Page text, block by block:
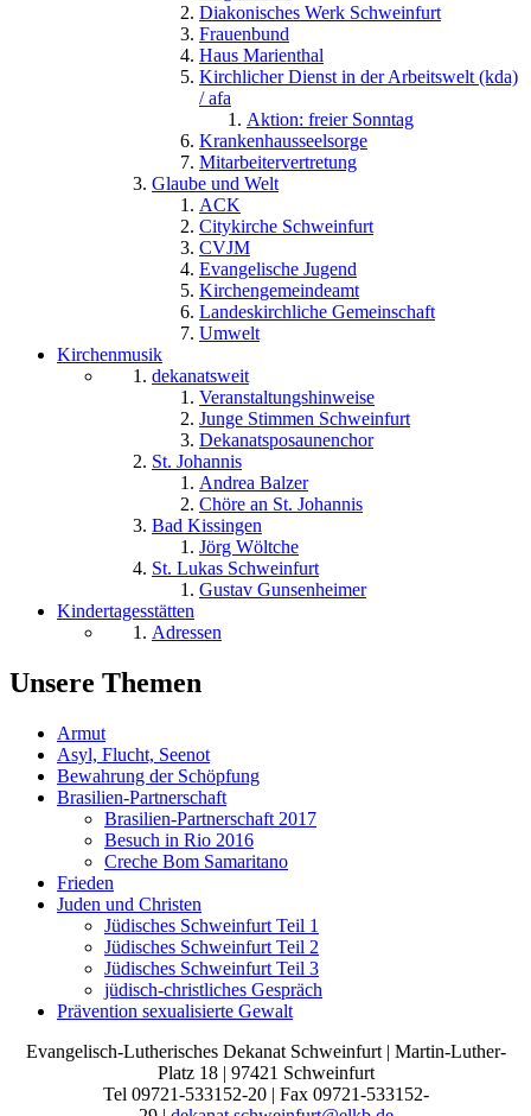
Diakonisches Werk Schweinfurt
Frauenbund
Haus Marienthal
Kirchlicher Dienst in der Arbeitswelt (kda)
/ afa
Aktion: freier Sonntag
Krankenhausseelsorge
Mitarbeitervertretung
Glaube und Welt
ACK
Citykirche Schweinfurt
CVJM
Evangelische Jugend
Kirchengemeindeamt
Landeskirchliche Gemeinschaft
Umwelt
Kirchenmusik
dekanatsweit
Veranstaltungshinweise
Junge Stimmen Schweinfurt
Dekanatsposaunenchor
St. Johannis
Andrea Balzer
Chöre an St. Johannis
Bad Kissingen
Jörg Wöltche
St. Lukas Schweinfurt
Gustav Gunsenheimer
Kindertagesstätten
Adressen
Unsere Themen
Armut
Asyl, Flucht, Seenot
Bewahrung der Schöpfung
Brasilien-Partnerschaft
Brasilien-Partnerschaft 2017
Besuch in Rio 2016
Creche Bom Samaritano
Frieden
Juden und Christen
Jüdisches Schweinfurt Teil 1
Jüdisches Schweinfurt Teil 2
Jüdisches Schweinfurt Teil 3
jüdisch-christliches Gespräch
Prävention sexualisierte Gewalt
Evangelisch-Lutherisches Dekanat Schweinfurt | Martin-Luther-
Platz 18 | 97421 Schweinfurt
Tel 09721-533152-20 | Fax 09721-533152-